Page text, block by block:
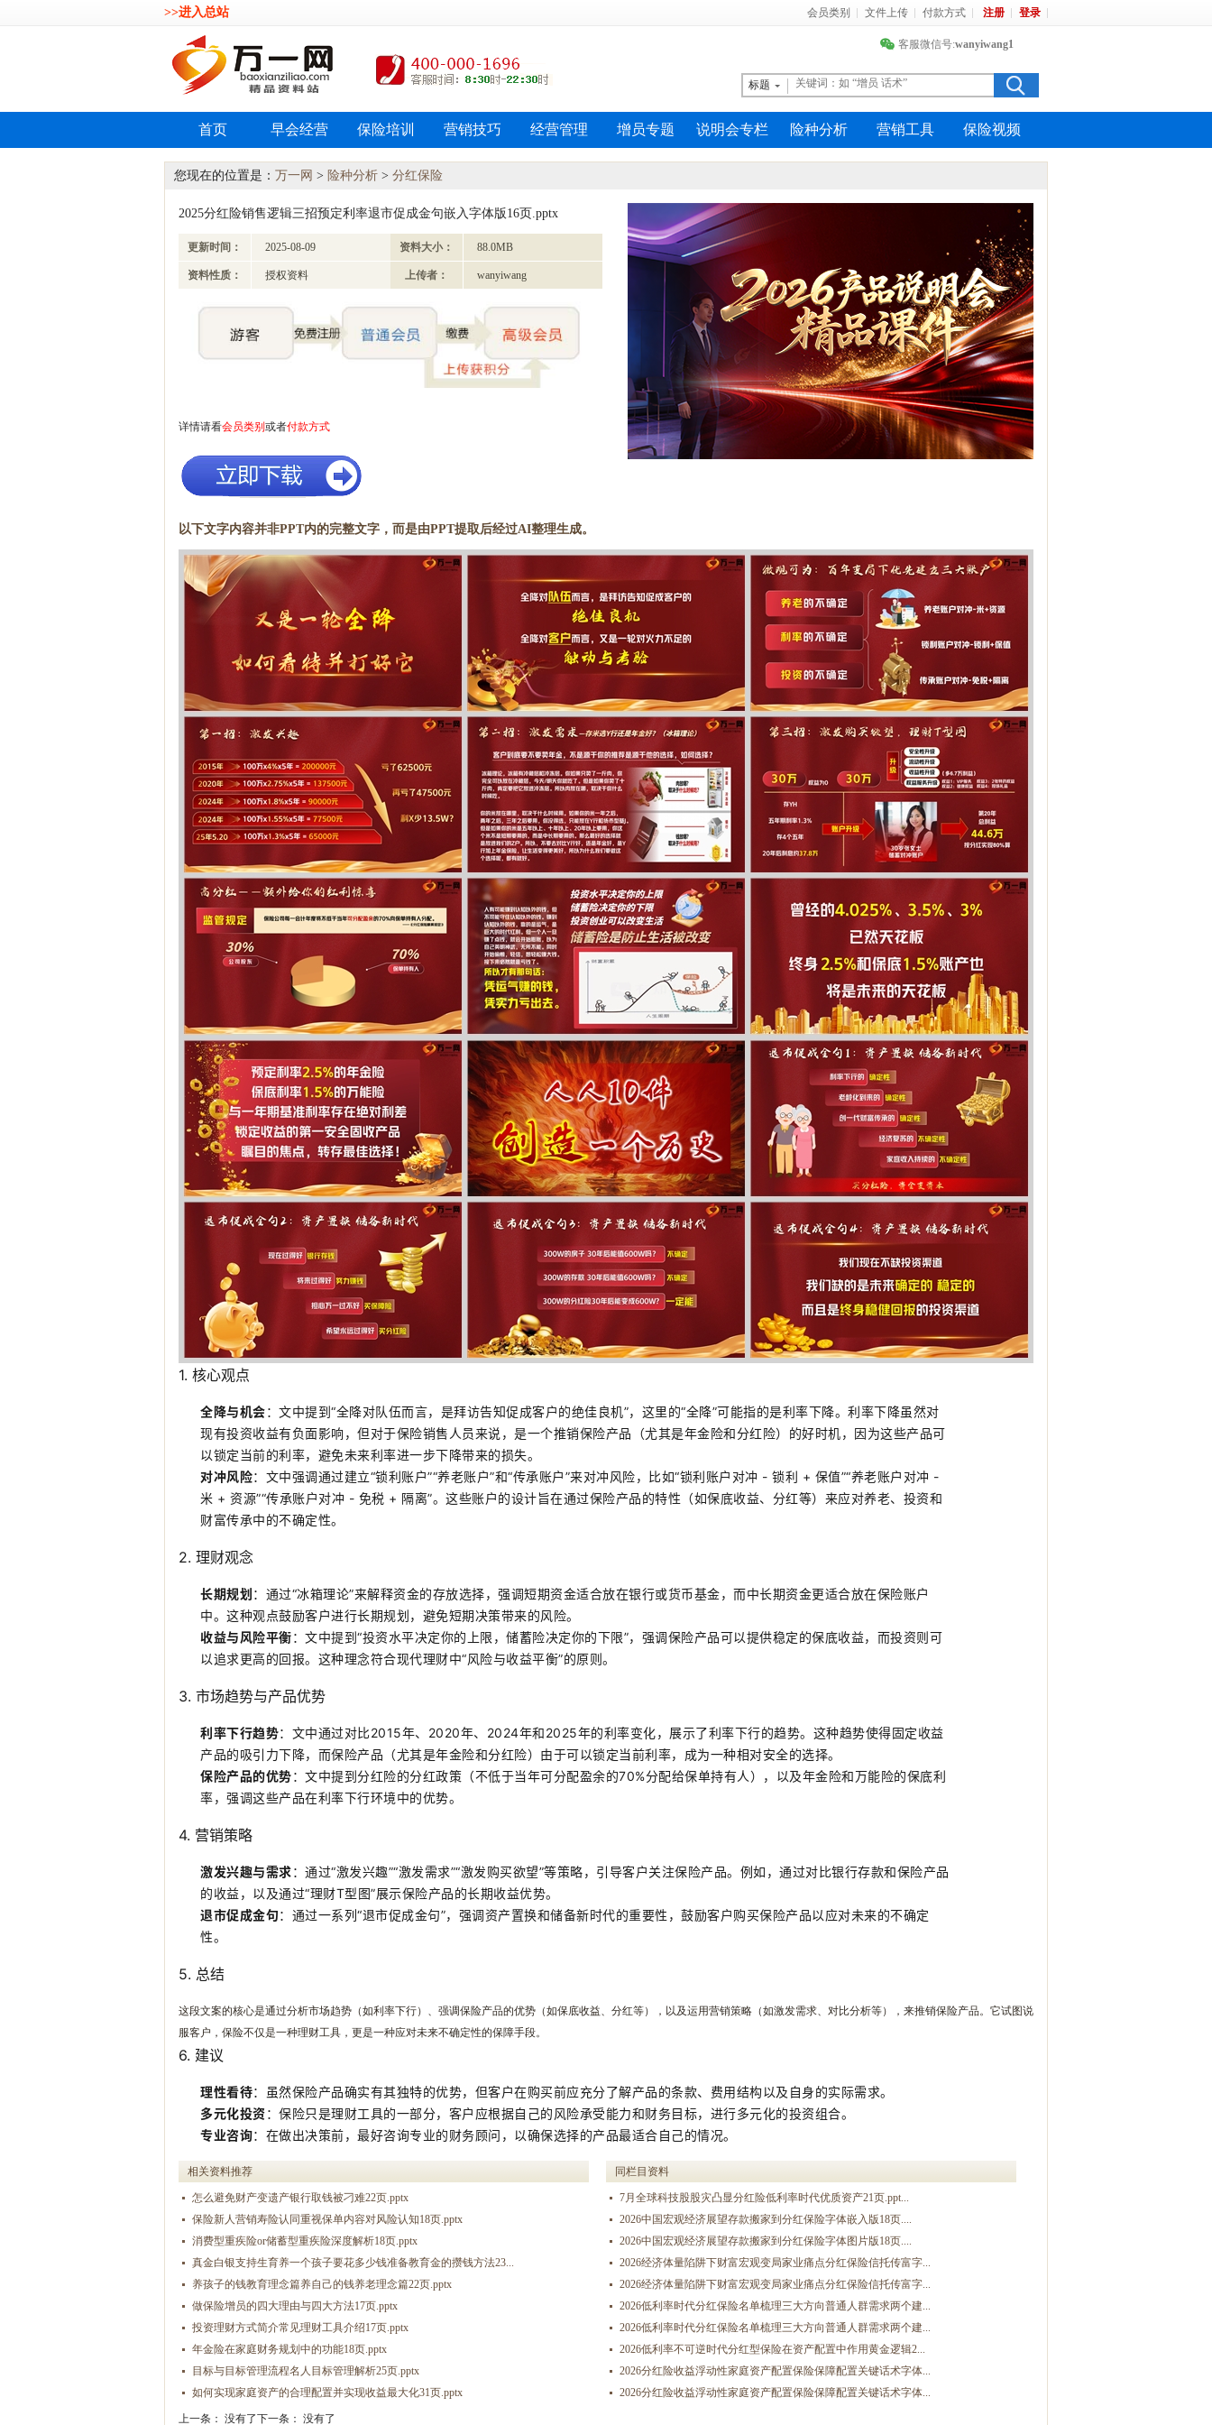
>>进入总站 会员类别 文件上传 付款方式 注册 登录
客服微信号:wanyiwang1
标题
首页 早会经营 保险培训 营销技巧 经营管理 增员专题 说明会专栏 险种分析 营销工具 保险视频
您现在的位置是： 万一网 > 险种分析 > 分红保险
2025分红险销售逻辑三招预定利率退市促成金句嵌入字体版16页.pptx
更新时间： 2025-08-09 资料大小： 88.0MB
资料性质： 授权资料 上传者： wanyiwang
详情请看会员类别 或者付款方式
以下文字内容并非PPT内的完整文字，而是由PPT提取后经过AI整理生成。
1. 核心观点
全降与机会：文中提到“全降对队伍而言，是拜访告知促成客户的绝佳良机”，这里的“全降”可能指的是利率下降。利率下降虽然对
现有投资收益有负面影响，但对于保险销售人员来说，是一个推销保险产品（尤其是年金险和分红险）的好时机，因为这些产品可
以锁定当前的利率，避免未来利率进一步下降带来的损失。
对冲风险：文中强调通过建立“锁利账户”“养老账户”和“传承账户”来对冲风险，比如“锁利账户对冲 - 锁利 + 保值”“养老账户对冲 -
米 + 资源”“传承账户对冲 - 免税 + 隔离”。这些账户的设计旨在通过保险产品的特性（如保底收益、分红等）来应对养老、投资和
财富传承中的不确定性。
2. 理财观念
长期规划：通过“冰箱理论”来解释资金的存放选择，强调短期资金适合放在银行或货币基金，而中长期资金更适合放在保险账户
中。这种观点鼓励客户进行长期规划，避免短期决策带来的风险。
收益与风险平衡：文中提到“投资水平决定你的上限，储蓄险决定你的下限”，强调保险产品可以提供稳定的保底收益，而投资则可
以追求更高的回报。这种理念符合现代理财中“风险与收益平衡”的原则。
3. 市场趋势与产品优势
利率下行趋势：文中通过对比2015年、2020年、2024年和2025年的利率变化，展示了利率下行的趋势。这种趋势使得固定收益
产品的吸引力下降，而保险产品（尤其是年金险和分红险）由于可以锁定当前利率，成为一种相对安全的选择。
保险产品的优势：文中提到分红险的分红政策（不低于当年可分配盈余的70%分配给保单持有人），以及年金险和万能险的保底利
率，强调这些产品在利率下行环境中的优势。
4. 营销策略
激发兴趣与需求：通过“激发兴趣”“激发需求”“激发购买欲望”等策略，引导客户关注保险产品。例如，通过对比银行存款和保险产品
的收益，以及通过“理财T型图”展示保险产品的长期收益优势。
退市促成金句：通过一系列“退市促成金句”，强调资产置换和储备新时代的重要性，鼓励客户购买保险产品以应对未来的不确定
性。
5. 总结
这段文案的核心是通过分析市场趋势（如利率下行）、强调保险产品的优势（如保底收益、分红等），以及运用营销策略（如激发需求、对比分析等），来推销保险产品。它试图说
服客户，保险不仅是一种理财工具，更是一种应对未来不确定性的保障手段。
6. 建议
理性看待：虽然保险产品确实有其独特的优势，但客户在购买前应充分了解产品的条款、费用结构以及自身的实际需求。
多元化投资：保险只是理财工具的一部分，客户应根据自己的风险承受能力和财务目标，进行多元化的投资组合。
专业咨询：在做出决策前，最好咨询专业的财务顾问，以确保选择的产品最适合自己的情况。
相关资料推荐
怎么避免财产变遗产银行取钱被刁难22页.pptx
保险新人营销寿险认同重视保单内容对风险认知18页.pptx
消费型重疾险or储蓄型重疾险深度解析18页.pptx
真金白银支持生育养一个孩子要花多少钱准备教育金的攒钱方法23...
养孩子的钱教育理念篇养自己的钱养老理念篇22页.pptx
做保险增员的四大理由与四大方法17页.pptx
投资理财方式简介常见理财工具介绍17页.pptx
年金险在家庭财务规划中的功能18页.pptx
目标与目标管理流程名人目标管理解析25页.pptx
如何实现家庭资产的合理配置并实现收益最大化31页.pptx
同栏目资料
7月全球科技股股灾凸显分红险低利率时代优质资产21页.ppt...
2026中国宏观经济展望存款搬家到分红保险字体嵌入版18页....
2026中国宏观经济展望存款搬家到分红保险字体图片版18页....
2026经济体量陷阱下财富宏观变局家业痛点分红保险信托传富字...
2026经济体量陷阱下财富宏观变局家业痛点分红保险信托传富字...
2026低利率时代分红保险名单梳理三大方向普通人群需求两个建...
2026低利率时代分红保险名单梳理三大方向普通人群需求两个建...
2026低利率不可逆时代分红型保险在资产配置中作用黄金逻辑2...
2026分红险收益浮动性家庭资产配置保险保障配置关键话术字体...
2026分红险收益浮动性家庭资产配置保险保障配置关键话术字体...
上一条： 没有了下一条： 没有了